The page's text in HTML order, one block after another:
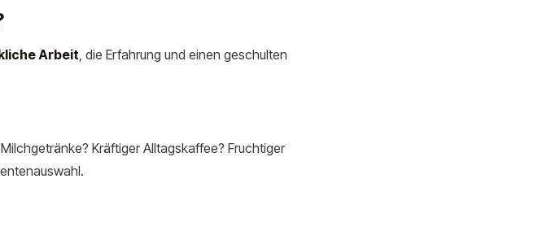
Arbeit, die Erfahrung und einen geschulten
Kräftiger Alltagskaffee? Fruchtiger